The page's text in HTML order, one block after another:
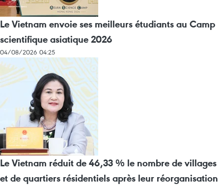
Le Vietnam envoie ses meilleurs étudiants au Camp
scientifique asiatique 2026
04/08/2026 04:25
Le Vietnam réduit de 46,33 % le nombre de villages
et de quartiers résidentiels après leur réorganisation